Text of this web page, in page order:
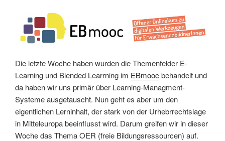
Die letzte Woche haben wurden die Themenfelder E-
Learning und Blended Learrning im EBmooc behandelt und
da haben wir uns primär über Learning-Managment-
Systeme ausgetauscht. Nun geht es aber um den
eigentlichen Lerninhalt, der stark von der Urhebrrechtslage
in Mitteleuropa beeinflusst wird. Darum greifen wir in dieser
Woche das Thema OER (freie Bildungsressourcen) auf.